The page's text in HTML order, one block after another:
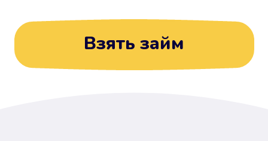
Взять займ